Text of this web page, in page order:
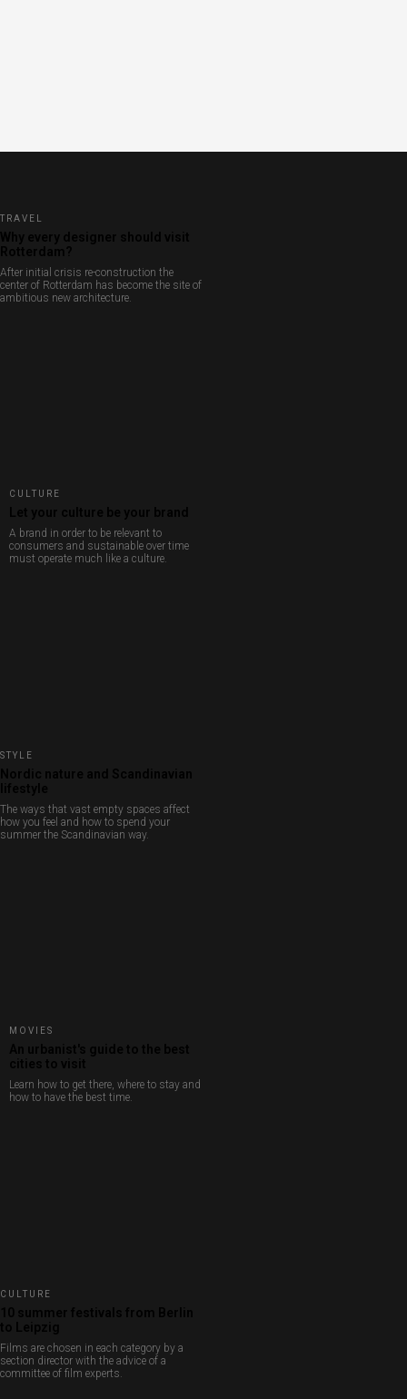
TRAVEL
After initial crisis re-construction the
center of Rotterdam has become the site of
ambitious new architecture.
CULTURE
A brand in order to be relevant to
consumers and sustainable over time
must operate much like a culture.
STYLE
The ways that vast empty spaces affect
how you feel and how to spend your
summer the Scandinavian way.
MOVIES
Learn how to get there, where to stay and
how to have the best time.
CULTURE
Films are chosen in each category by a
section director with the advice of a
committee of film experts.